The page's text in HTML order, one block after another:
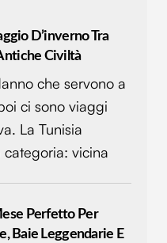
D’inverno Tra
Civiltà
che servono a
ci sono viaggi
La Tunisia
vicina
Perfetto Per
Baie Leggendarie E